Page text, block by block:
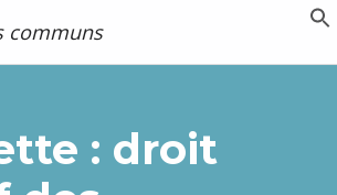
Remix biens communs
: droit